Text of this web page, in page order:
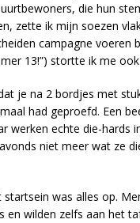
die hun
zette ik mijn soezen
campagne voeren
13!”) stortte ik me
je na 2 bordjes met
had geproefd. Een
werken echte die-hards
niet meer wat ze
startsein was alles op.
en wilden zelfs aan het